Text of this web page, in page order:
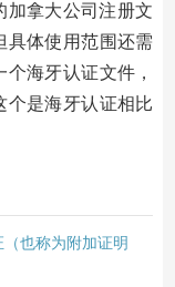
加拿大公司注册文
具体使用范围还需
海牙认证文件，
个是海牙认证相比
也称为附加证明